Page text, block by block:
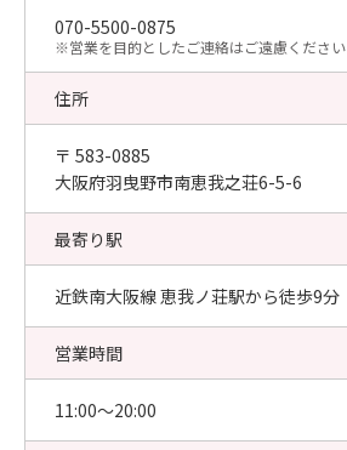
070-5500-0875
​※営業を目的としたご連絡はご遠慮ください
住所
〒 583-0885
大阪府羽曳野市南恵我之荘6-5-6
最寄り駅
近鉄南大阪線 恵我ノ荘駅から徒歩9分
営業時間
11:00〜20:00